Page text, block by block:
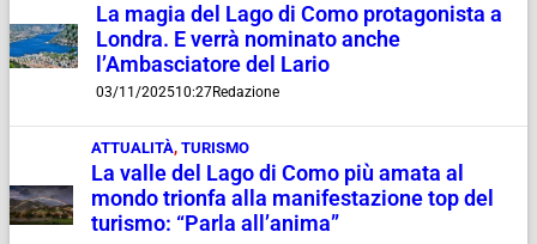
La magia del Lago di Como protagonista a
Londra. E verrà nominato anche
l’Ambasciatore del Lario
03/11/202510:27Redazione
ATTUALITÀ,TURISMO
La valle del Lago di Como più amata al
mondo trionfa alla manifestazione top del
turismo: “Parla all’anima”